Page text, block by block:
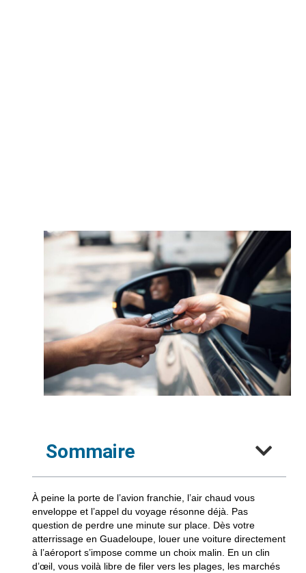
Sommaire
À peine la porte de l’avion franchie, l’air chaud vous
enveloppe et l’appel du voyage résonne déjà. Pas
question de perdre une minute sur place. Dès votre
atterrissage en Guadeloupe, louer une voiture directement
à l’aéroport s’impose comme un choix malin. En un clin
d’œil, vous voilà libre de filer vers les plages, les marchés